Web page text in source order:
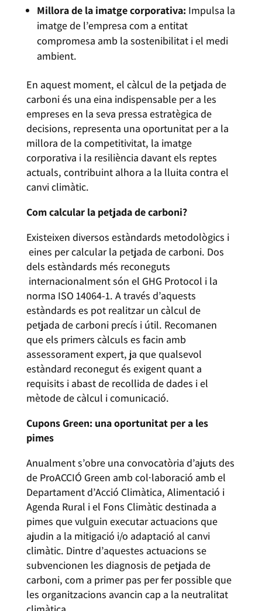
Millora de la imatge corporativa: Impulsa la
imatge de l’empresa com a entitat
compromesa amb la sostenibilitat i el medi
ambient.
En aquest moment, el càlcul de la petjada de
carboni és una eina indispensable per a les
empreses en la seva pressa estratègica de
decisions, representa una oportunitat per a la
millora de la competitivitat, la imatge
corporativa i la resiliència davant els reptes
actuals, contribuint alhora a la lluita contra el
canvi climàtic.
Com calcular la petjada de carboni?
Existeixen diversos estàndards metodològics i
eines per calcular la petjada de carboni. Dos
dels estàndards més reconeguts
internacionalment són el GHG Protocol i la
norma ISO 14064-1. A través d’aquests
estàndards es pot realitzar un càlcul de
petjada de carboni precís i útil. Recomanen
que els primers càlculs es facin amb
assessorament expert, ja que qualsevol
estàndard reconegut és exigent quant a
requisits i abast de recollida de dades i el
mètode de càlcul i comunicació.
Cupons Green: una oportunitat per a les
pimes
Anualment s’obre una convocatòria d’ajuts des
de ProACCIÓ Green amb col·laboració amb el
Departament d’Acció Climàtica, Alimentació i
Agenda Rural i el Fons Climàtic destinada a
pimes que vulguin executar actuacions que
ajudin a la mitigació i/o adaptació al canvi
climàtic. Dintre d’aquestes actuacions se
subvencionen les diagnosis de petjada de
carboni, com a primer pas per fer possible que
les organitzacions avancin cap a la neutralitat